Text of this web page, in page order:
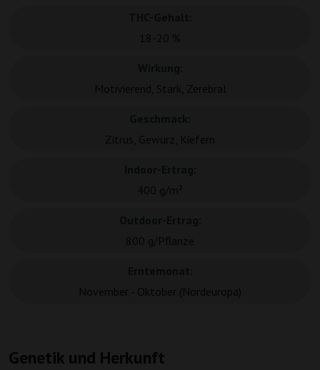
Genetik und Herkunft